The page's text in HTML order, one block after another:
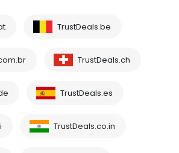
TrustDeals.be
TrustDeals.ch
TrustDeals.es
TrustDeals.co.in